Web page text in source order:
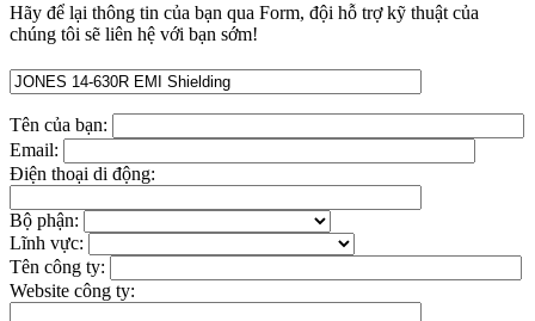
Hãy để lại thông tin của bạn qua Form, đội hỗ trợ kỹ thuật của
chúng tôi sẽ liên hệ với bạn sớm!
Tên của bạn:
Email:
Điện thoại di động:
Bộ phận:
Lĩnh vực:
Tên công ty:
Website công ty: